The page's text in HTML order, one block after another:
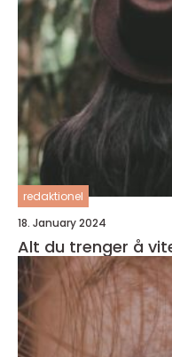
redaktionel
18. January 2024
Alt du trenger å